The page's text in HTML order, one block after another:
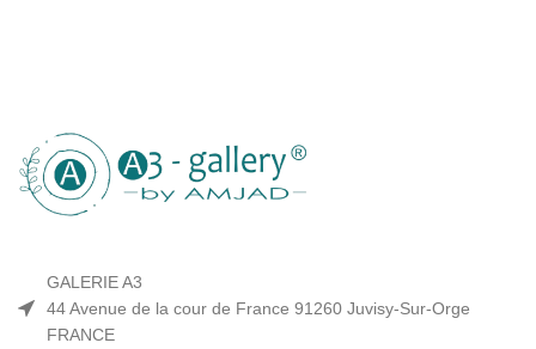
GALERIE A3
44 Avenue de la cour de France 91260 Juvisy-Sur-Orge
FRANCE